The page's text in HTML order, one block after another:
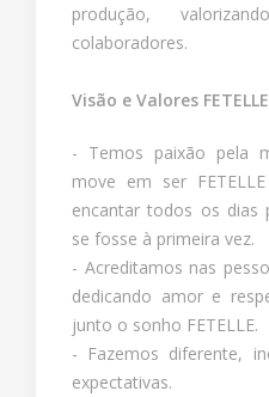
produção,
colaboradores.
Visão e Valores
- Temos paixão pela
move em ser
encantar todos os dias
se fosse à primeira vez.
- Acreditamos nas
dedicando amor e
junto o sonho FETELLE.
- Fazemos diferente,
expectativas.